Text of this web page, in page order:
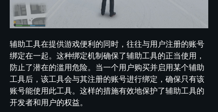
辅助工具在提供游戏便利的同时，往往与用户注册的账号
绑定在一起。这种绑定机制确保了辅助工具的正当使用，
防止了潜在的滥用危险。当一个用户购买并启用某个辅助
工具后，该工具会与其注册的账号进行绑定，确保只有该
账号能使用此工具。这样的措施有效地保护了辅助工具的
开发者和用户的权益。